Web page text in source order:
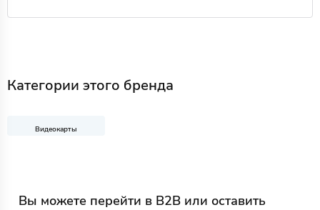
Категории этого бренда
Видеокарты
Вы можете перейти в B2B или оставить